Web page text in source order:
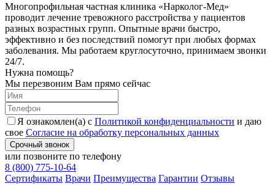
Многопрофильная частная клиника «Нарколог-Мед»
проводит лечение тревожного расстройства у пациентов
разных возрастных групп. Опытные врачи быстро,
эффективно и без последствий помогут при любых формах
заболевания. Мы работаем круглосуточно, принимаем звонки
24/7.
Нужна помощь?
Мы перезвоним Вам прямо сейчас
Я ознакомлен(а) с Политикой конфиденциальности и даю
свое Согласие на обработку персональных данных
Срочный звонок
или позвоните по телефону
8 (800) 775-10-64
Cертификаты Врачи Преимущества Гарантии Отзывы